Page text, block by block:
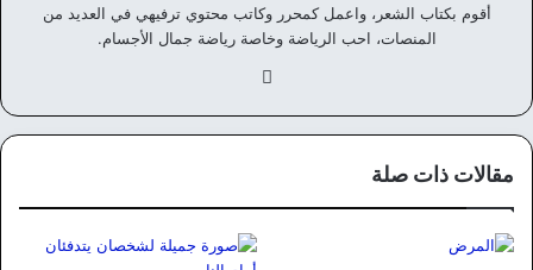
أقوم بكتاب الشعر، واعمل كمحرر وكاتب محتوي ترفيهي في العديد من
المنصات، احب الرياضة وخاصة رياضة جمال الأجسام.
وك
مقالات ذات صلة